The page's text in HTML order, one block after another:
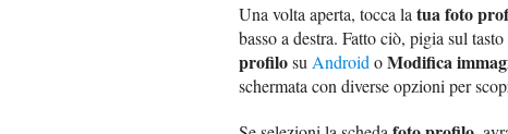
Una volta aperta, tocca la tua foto
basso a destra. Fatto ciò, pigia sul tasto
profilosu Android oModifica
schermata con diverse opzioni per